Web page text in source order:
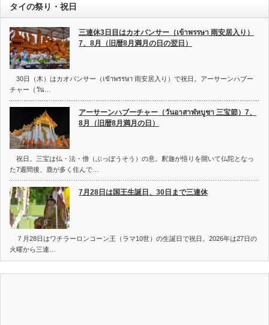
タイの祭り・祝日
三連休3日目はカオパンサー（เข้าพรรษา 雨安居入り）
7、8月（旧暦8月満月の日の翌日）
30日（木）はカオパンサー（เข้าพรรษา 雨安居入り）で祝日。アーサーンハブー
チャー（วัน…
アーサーンハブーチャー（วันอาสาฬหบูชา 三宝節）7、
8月（旧暦8月満月の日）
祝日。三宝は仏・法・僧（ぶっぽうそう）の意。釈迦が悟りを開いて仏陀となっ
た7週間後、鹿が多く住んで…
7月28日は国王生誕日、30日まで三連休
７月28日はワチラーロンコーン王（ラマ10世）の生誕日で祝日。2026年は27日の
火曜から三連…